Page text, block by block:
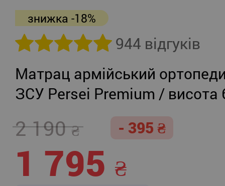
знижка -18%
944 відгуків
Матрац армійський
ЗСУ Persei Premium / висота
жорсткий
2 190 - 395
1 795